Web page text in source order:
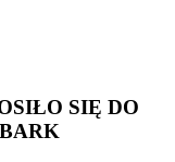
SIĘ DO